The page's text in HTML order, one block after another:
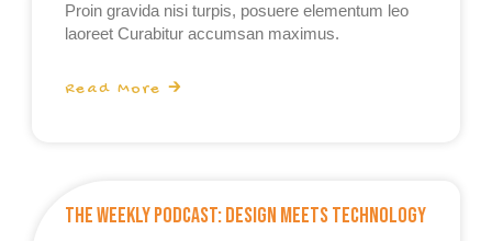
Proin gravida nisi turpis, posuere elementum leo
laoreet Curabitur accumsan maximus.
Read More 🡲
The Weekly Podcast: Design Meets Technology